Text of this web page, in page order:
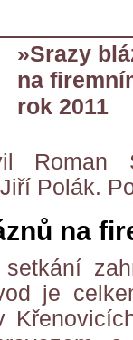
»Srazy
na
rok 2011
Roman
Polák.
na
je